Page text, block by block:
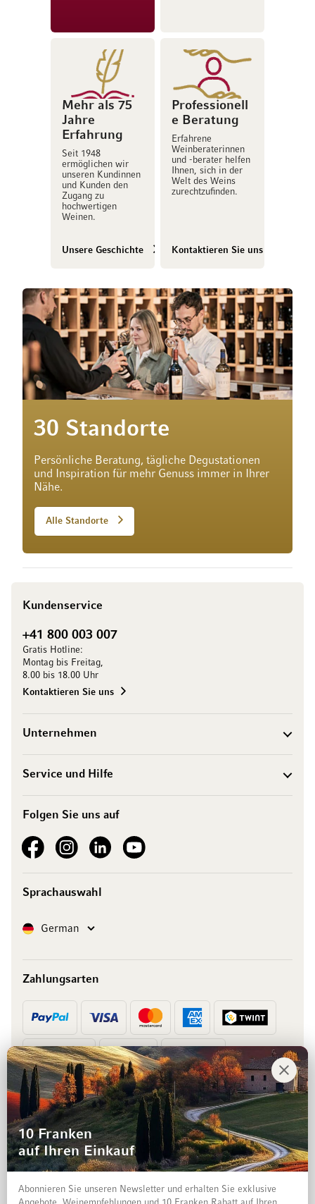
Mehr als 75
Jahre
Erfahrung
Seit 1948
ermöglichen wir
unseren Kundinnen
und Kunden den
Zugang zu
hochwertigen
Weinen.
Unsere Geschichte
Professionell
e Beratung
Erfahrene
Weinberaterinnen
und -berater helfen
Ihnen, sich in der
Welt des Weins
zurechtzufinden.
Kontaktieren Sie uns
30 Standorte
Persönliche Beratung, tägliche Degustationen
und Inspiration für mehr Genuss immer in Ihrer
Nähe.
Alle Standorte
Kundenservice
+41 800 003 007
Gratis Hotline:
Montag bis Freitag,
8.00 bis 18.00 Uhr
Kontaktieren Sie uns
Unternehmen
Service und Hilfe
Folgen Sie uns auf
See our FacebookSee our Instagram account
See our LinkedInSee our YouTube channel
Sprachauswahl
SpracheGerman
Zahlungsarten
Vorkasse Rechnung
10 Franken
auf Ihren Einkauf
Abonnieren Sie unseren Newsletter und erhalten Sie exklusive